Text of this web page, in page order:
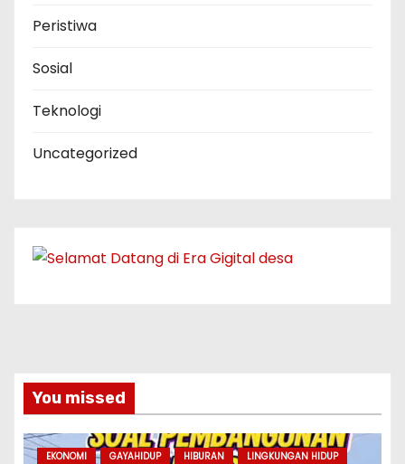
Peristiwa
Sosial
Teknologi
Uncategorized
You missed
EKONOMI GAYAHIDUP HIBURAN
LINGKUNGAN HIDUP